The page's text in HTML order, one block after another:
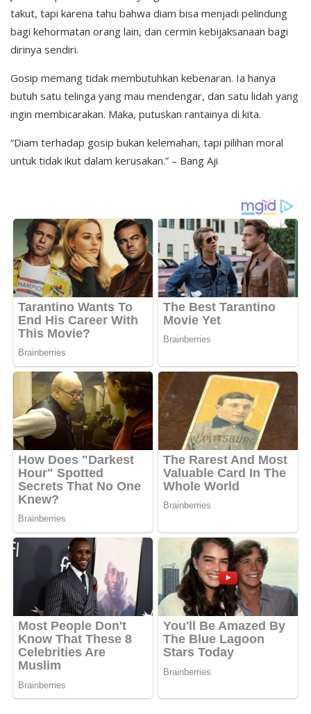
takut, tapi karena tahu bahwa diam bisa menjadi pelindung
bagi kehormatan orang lain, dan cermin kebijaksanaan bagi
dirinya sendiri.
Gosip memang tidak membutuhkan kebenaran. Ia hanya
butuh satu telinga yang mau mendengar, dan satu lidah yang
ingin membicarakan. Maka, putuskan rantainya di kita.
“Diam terhadap gosip bukan kelemahan, tapi pilihan moral
untuk tidak ikut dalam kerusakan.” – Bang Aji